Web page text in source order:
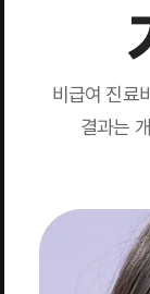
비급여 진료
결과는